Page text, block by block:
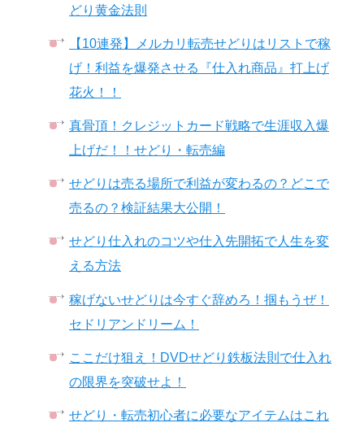
どり黄金法則
【10連発】メルカリ転売せどりはリストで稼
げ！利益を爆発させる『仕入れ商品』打上げ
花火！！
真骨頂！クレジットカード戦略で生涯収入爆
上げだ！！せどり・転売編
せどりは売る場所で利益が変わるの？どこで
売るの？検証結果大公開！
せどり仕入れのコツや仕入先開拓で人生を変
える方法
稼げないせどりは今すぐ辞めろ！掴もうぜ！
セドリアンドリーム！
ここだけ狙え！DVDせどり鉄板法則で仕入れ
の限界を突破せよ！
せどり・転売初心者に必要なアイテムはこれ